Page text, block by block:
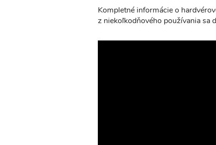
Kompletné informácie o
z niekoľkodňového používania sa